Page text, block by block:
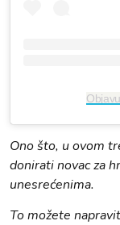
Ono što, u ovom
donirati novac za
unesrećenima.
To možete